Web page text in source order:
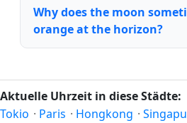
Why does the moon
orange at the horizon?
Aktuelle Uhrzeit in diese Städte:
Tokio · Paris · Hongkong ·